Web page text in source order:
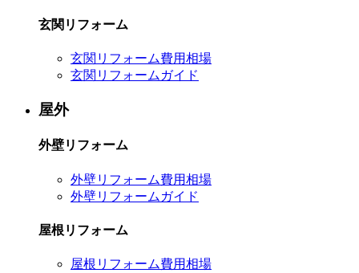
玄関リフォーム
玄関リフォーム費用相場
玄関リフォームガイド
屋外
外壁リフォーム
外壁リフォーム費用相場
外壁リフォームガイド
屋根リフォーム
屋根リフォーム費用相場